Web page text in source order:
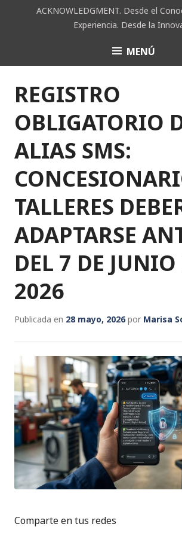
ACKNOWLEDGMENT. Desde el
Experiencia. Desde la
ACK MENÚ
REGISTRO
OBLIGATORIO
ALIAS SMS:
TALLERES
ADAPTARSE
DEL 7 DE JUNIO
2026
Publicada en 28 mayo, 2026por Marisa
Comparte en tus redes